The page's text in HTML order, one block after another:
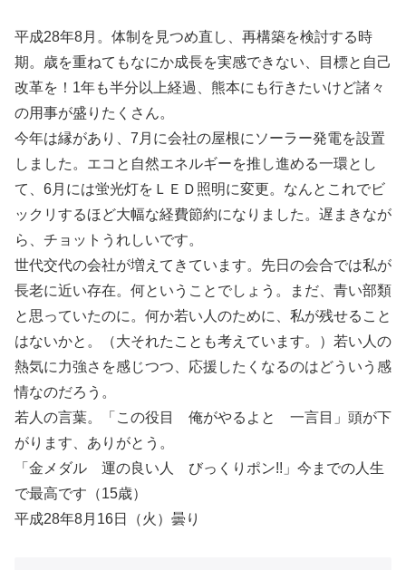
平成28年8月。体制を見つめ直し、再構築を検討する時
期。歳を重ねてもなにか成長を実感できない、目標と自己
改革を！1年も半分以上経過、熊本にも行きたいけど諸々
の用事が盛りたくさん。
今年は縁があり、7月に会社の屋根にソーラー発電を設置
しました。エコと自然エネルギーを推し進める一環とし
て、6月には蛍光灯をＬＥＤ照明に変更。なんとこれでビ
ックリするほど大幅な経費節約になりました。遅まきなが
ら、チョットうれしいです。
世代交代の会社が増えてきています。先日の会合では私が
長老に近い存在。何ということでしょう。まだ、青い部類
と思っていたのに。何か若い人のために、私が残せること
はないかと。（大それたことも考えています。）若い人の
熱気に力強さを感じつつ、応援したくなるのはどういう感
情なのだろう。
若人の言葉。「この役目 俺がやるよと 一言目」頭が下
がります、ありがとう。
「金メダル 運の良い人 びっくりポン!!」今までの人生
で最高です（15歳）
平成28年8月16日（火）曇り